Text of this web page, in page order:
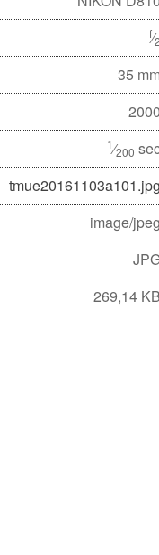
f⁄2
35
2000
1⁄200
tmue20161103a101.jpg
image/jpeg
269,14 KB